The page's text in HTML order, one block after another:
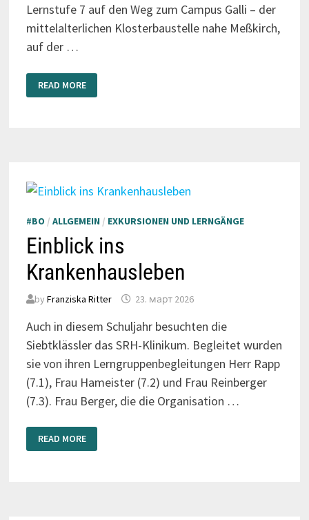
Lernstufe 7 auf den Weg zum Campus Galli – der
mittelalterlichen Klosterbaustelle nahe Meßkirch,
auf der …
TAG
IM
READ MORE
#BO / ALLGEMEIN / EXKURSIONEN UND LERNGÄNGE
Einblick ins
Krankenhausleben
by Franziska Ritter 23. март 2026
Auch in diesem Schuljahr besuchten die
Siebtklässler das SRH-Klinikum. Begleitet wurden
sie von ihren Lerngruppenbegleitungen Herr Rapp
(7.1), Frau Hameister (7.2) und Frau Reinberger
(7.3). Frau Berger, die die Organisation …
INS
KRANKENHAUSLEBEN
READ MORE